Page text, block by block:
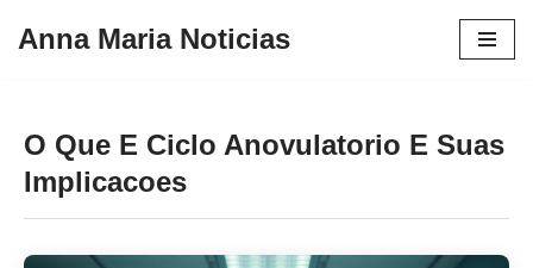
conteúdo
Anna Maria Noticias
O Que E Ciclo Anovulatorio E Suas
Implicacoes